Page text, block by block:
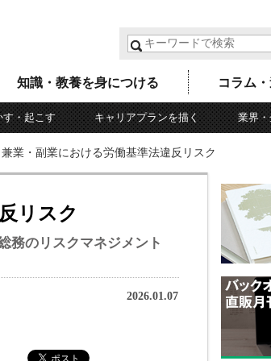
す・起こす キャリアプランを描く 業界
知識・教養を身につける コラム
兼業・副業における労働基準法違反リスク
リスク
務のリスクマネジメント
2026.01.07